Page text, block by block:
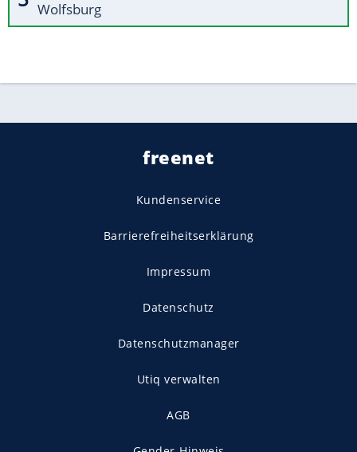
Wolfsburg
freenet
Kundenservice
Barrierefreiheitserklärung
Impressum
Datenschutz
Datenschutzmanager
Utiq verwalten
AGB